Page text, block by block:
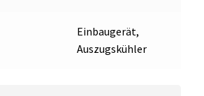
Einbaugerät,
Auszugskühler